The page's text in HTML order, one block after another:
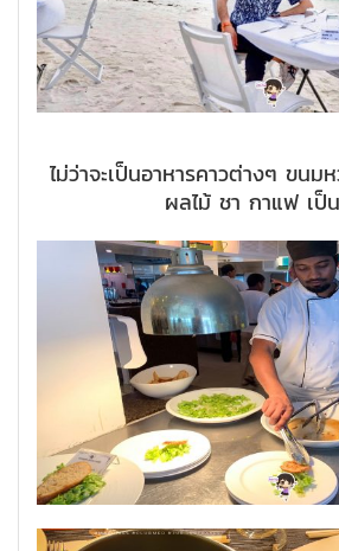
ไม่ว่าจะเป็นอาหารคาวต่างๆ ขน
ผลไม้ ชา กาแฟ เป็